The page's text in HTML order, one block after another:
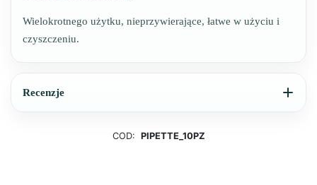
Wielokrotnego użytku, nieprzywierające, łatwe w użyciu i
czyszczeniu.
Recenzje
COD: PIPETTE_10PZ